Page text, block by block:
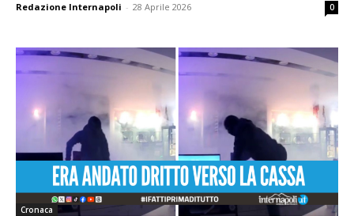
Redazione Internapoli - 28 Aprile 2026 0
Cronaca